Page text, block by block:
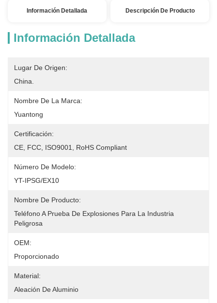
Información Detallada Descripción De Producto
Información Detallada
Lugar De Origen:
China.
Nombre De La Marca:
Yuantong
Certificación:
CE, FCC, ISO9001, RoHS Compliant
Número De Modelo:
YT-IPSG/EX10
Nombre De Producto:
Teléfono A Prueba De Explosiones Para La Industria
Peligrosa
OEM:
Proporcionado
Material:
Aleación De Aluminio